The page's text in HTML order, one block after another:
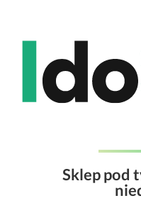
Sklep pod